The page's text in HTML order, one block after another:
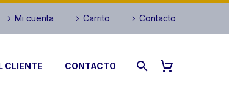
Mi cuenta Carrito Contacto
CLIENTE CONTACTO